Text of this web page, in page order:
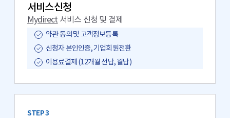
서비스신청
Mydirect서비스 신청 및 결제
약관 동의 및 고객정보등록
신청자 본인인증, 기업회원전환
이용료결제 (12개월 선납, 월납)
STEP 3